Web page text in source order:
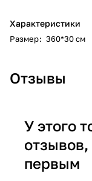
Характеристики
Размер: 360*30 см
Отзывы
У этого
первым